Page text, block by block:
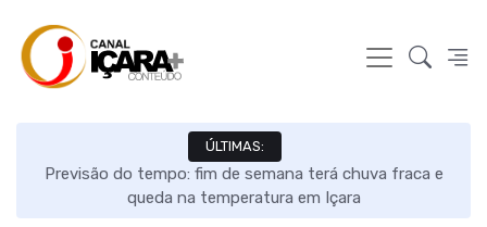
ÚLTIMAS:
Previsão do tempo: fim de semana terá chuva fraca e
queda na temperatura em Içara